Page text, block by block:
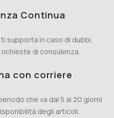
Continua
supporta in caso di dubbi,
di consulenza.
con corriere
che va dai 5 ai 20 giorni
degli articoli.